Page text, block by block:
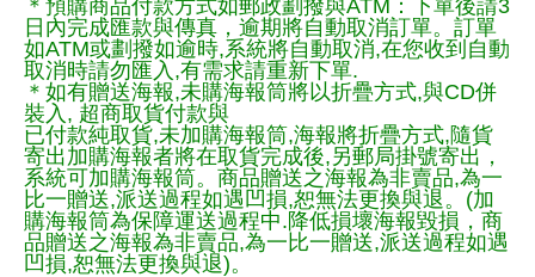
＊預購商品付款方式如郵政劃撥與ATM：下單後請3
日內完成匯款與傳真，逾期將自動取消訂單。訂單
如ATM或劃撥如逾時,系統將自動取消,在您收到自動
取消時請勿匯入,有需求請重新下單.
＊如有贈送海報,未購海報筒將以折疊方式,與CD併
裝入, 超商取貨付款與
已付款純取貨,未加購海報筒,海報將折疊方式,隨貨
寄出加購海報者將在取貨完成後,另郵局掛號寄出，
系統可加購海報筒。商品贈送之海報為非賣品,為一
比一贈送,派送過程如遇凹損,恕無法更換與退。(加
購海報筒為保障運送過程中.降低損壞海報毀損，商
品贈送之海報為非賣品,為一比一贈送,派送過程如遇
凹損,恕無法更換與退)。